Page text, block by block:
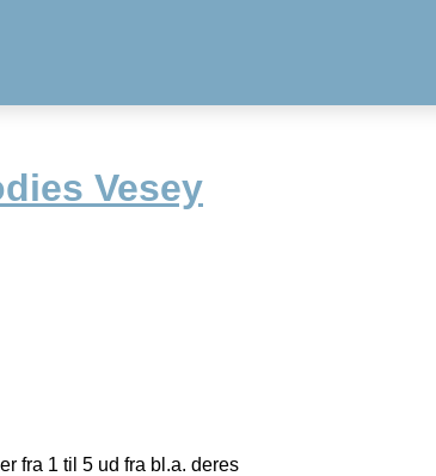
Vesey
fra 1 til 5 ud fra bl.a. deres